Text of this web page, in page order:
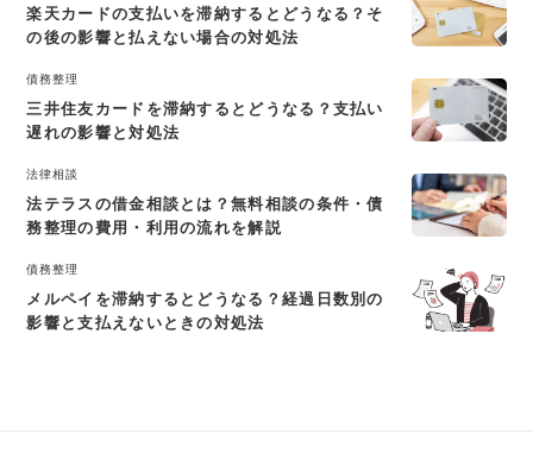
楽天カードの支払いを滞納するとどうなる？そ
の後の影響と払えない場合の対処法
債務整理
三井住友カードを滞納するとどうなる？支払い
遅れの影響と対処法
法律相談
法テラスの借金相談とは？無料相談の条件・債
務整理の費用・利用の流れを解説
債務整理
メルペイを滞納するとどうなる？経過日数別の
影響と支払えないときの対処法